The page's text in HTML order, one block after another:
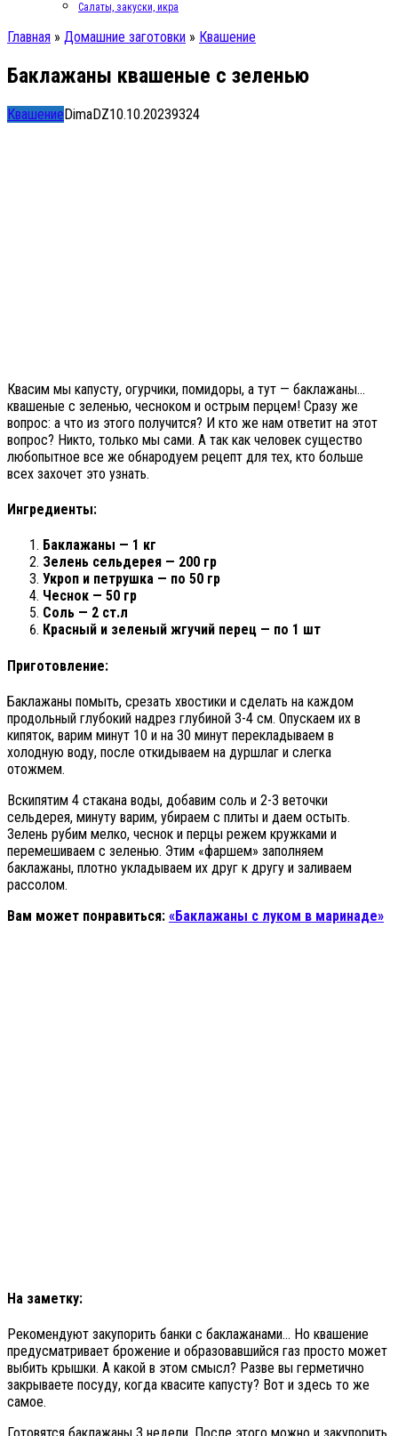
Салаты, закуски, икра
Главная » Домашние заготовки » Квашение
Баклажаны квашеные с зеленью
КвашениеDimaDZ10.10.20239324
Квасим мы капусту, огурчики, помидоры, а тут — баклажаны…
квашеные с зеленью, чесноком и острым перцем! Сразу же
вопрос: а что из этого получится? И кто же нам ответит на этот
вопрос? Никто, только мы сами. А так как человек существо
любопытное все же обнародуем рецепт для тех, кто больше
всех захочет это узнать.
Ингредиенты:
Баклажаны — 1 кг
Зелень сельдерея — 200 гр
Укроп и петрушка — по 50 гр
Чеснок — 50 гр
Соль — 2 ст.л
Красный и зеленый жгучий перец — по 1 шт
Приготовление:
Баклажаны помыть, срезать хвостики и сделать на каждом
продольный глубокий надрез глубиной 3-4 см. Опускаем их в
кипяток, варим минут 10 и на 30 минут перекладываем в
холодную воду, после откидываем на дуршлаг и слегка
отожмем.
Вскипятим 4 стакана воды, добавим соль и 2-3 веточки
сельдерея, минуту варим, убираем с плиты и даем остыть.
Зелень рубим мелко, чеснок и перцы режем кружками и
перемешиваем с зеленью. Этим «фаршем» заполняем
баклажаны, плотно укладываем их друг к другу и заливаем
рассолом.
Вам может понравиться: «Баклажаны с луком в маринаде»
На заметку:
Рекомендуют закупорить банки с баклажанами… Но квашение
предусматривает брожение и образовавшийся газ просто может
выбить крышки. А какой в этом смысл? Разве вы герметично
закрываете посуду, когда квасите капусту? Вот и здесь то же
самое.